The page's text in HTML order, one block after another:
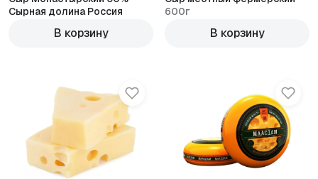
Сырная долина Россия
В корзину
600г
В корзину